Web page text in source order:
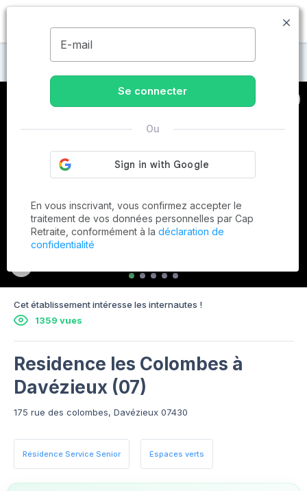
MENU
Maisons de retraite à Davézieux
Cet établissement intéresse les internautes !
1359 vues
Residence les Colombes à
Davézieux (07)
175 rue des colombes, Davézieux 07430
Résidence Service Senior Espaces verts
E-mail
Se connecter
Ou
En vous inscrivant, vous confirmez accepter le
traitement de vos données personnelles par Cap
Retraite, conformément à la déclaration de
confidentialité